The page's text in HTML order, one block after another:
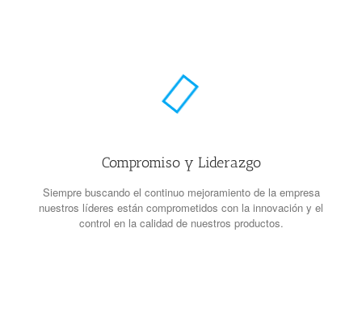
Compromiso y Liderazgo
Siempre buscando el continuo mejoramiento de la empresa
nuestros líderes están comprometidos con la innovación y el
control en la calidad de nuestros productos.